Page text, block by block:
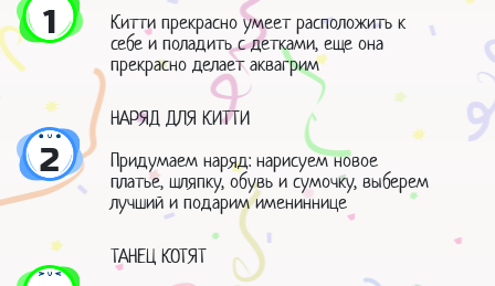
1
Китти прекрасно умеет расположить к
себе и поладить с детками, еще она
прекрасно делает аквагрим
2
НАРЯД ДЛЯ КИТТИ
Придумаем наряд: нарисуем новое
платье, шляпку, обувь и сумочку, выберем
лучший и подарим имениннице
ТАНЕЦ КОТЯТ